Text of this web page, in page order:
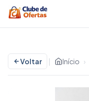
Voltar | Início ›